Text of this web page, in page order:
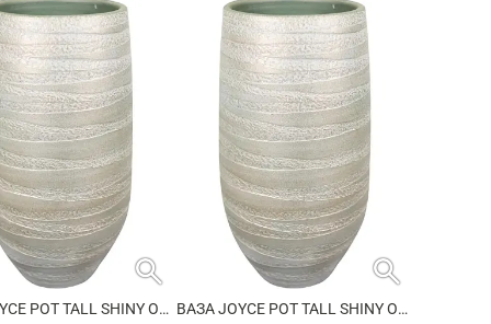
search
ВАЗА JOYCE POT TALL SHINY OLIVE
search
ВАЗА JOYCE POT TALL SHINY OLIVE